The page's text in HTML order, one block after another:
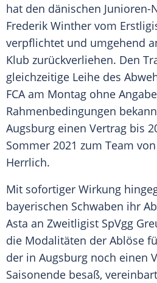
hat den dänischen
Frederik Winther vom
verpflichtet und umgehend
Klub zurückverliehen. Den
gleichzeitige Leihe des
FCA am Montag ohne
Rahmenbedingungen
Augsburg einen Vertrag bis
Sommer 2021 zum Team
Herrlich.
Mit sofortiger Wirkung
bayerischen Schwaben ihr
Asta an Zweitligist SpVgg
die Modalitäten der Ablöse
der in Augsburg noch einen
Saisonende besaß,